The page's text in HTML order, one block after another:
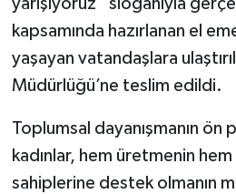
yarışıyoruz” sloganıyla
kapsamında hazırlanan el
yaşayan vatandaşlara
Müdürlüğü’ne teslim edildi.
Toplumsal dayanışmanın ön
kadınlar, hem üretmenin
sahiplerine destek olmanın
Siyaset
Spor
Teknoloji
Vasıta